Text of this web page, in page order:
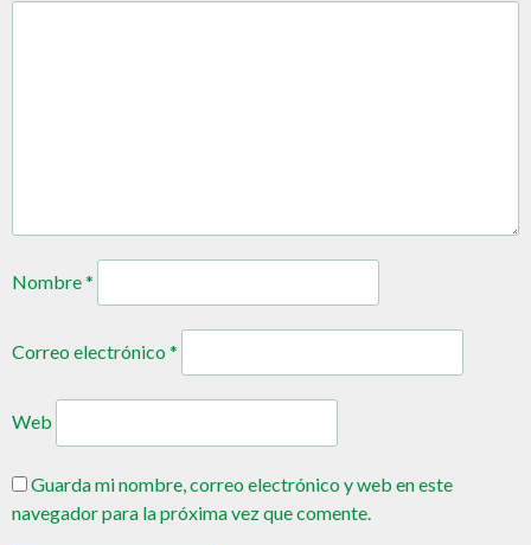
Nombre*
Correo electrónico*
Web
Guarda mi nombre, correo electrónico y web en este
navegador para la próxima vez que comente.